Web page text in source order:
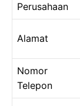
Perusahaan
Alamat
Nomor
Telepon